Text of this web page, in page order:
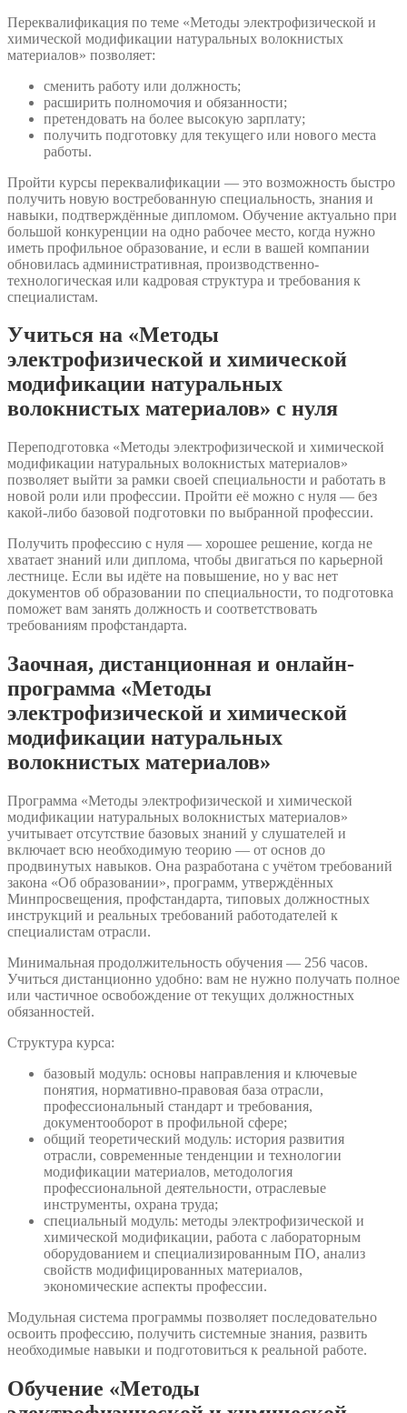
Переквалификация по теме «Методы электрофизической и
химической модификации натуральных волокнистых
материалов» позволяет:
сменить работу или должность;
расширить полномочия и обязанности;
претендовать на более высокую зарплату;
получить подготовку для текущего или нового места
работы.
Пройти курсы переквалификации — это возможность быстро
получить новую востребованную специальность, знания и
навыки, подтверждённые дипломом. Обучение актуально при
большой конкуренции на одно рабочее место, когда нужно
иметь профильное образование, и если в вашей компании
обновилась административная, производственно-
технологическая или кадровая структура и требования к
специалистам.
Учиться на «Методы
электрофизической и химической
модификации натуральных
волокнистых материалов» с нуля
Переподготовка «Методы электрофизической и химической
модификации натуральных волокнистых материалов»
позволяет выйти за рамки своей специальности и работать в
новой роли или профессии. Пройти её можно с нуля — без
какой-либо базовой подготовки по выбранной профессии.
Получить профессию с нуля — хорошее решение, когда не
хватает знаний или диплома, чтобы двигаться по карьерной
лестнице. Если вы идёте на повышение, но у вас нет
документов об образовании по специальности, то подготовка
поможет вам занять должность и соответствовать
требованиям профстандарта.
Заочная, дистанционная и онлайн-
программа «Методы
электрофизической и химической
модификации натуральных
волокнистых материалов»
Программа «Методы электрофизической и химической
модификации натуральных волокнистых материалов»
учитывает отсутствие базовых знаний у слушателей и
включает всю необходимую теорию — от основ до
продвинутых навыков. Она разработана с учётом требований
закона «Об образовании», программ, утверждённых
Минпросвещения, профстандарта, типовых должностных
инструкций и реальных требований работодателей к
специалистам отрасли.
Минимальная продолжительность обучения — 256 часов.
Учиться дистанционно удобно: вам не нужно получать полное
или частичное освобождение от текущих должностных
обязанностей.
Структура курса:
базовый модуль: основы направления и ключевые
понятия, нормативно-правовая база отрасли,
профессиональный стандарт и требования,
документооборот в профильной сфере;
общий теоретический модуль: история развития
отрасли, современные тенденции и технологии
модификации материалов, методология
профессиональной деятельности, отраслевые
инструменты, охрана труда;
специальный модуль: методы электрофизической и
химической модификации, работа с лабораторным
оборудованием и специализированным ПО, анализ
свойств модифицированных материалов,
экономические аспекты профессии.
Модульная система программы позволяет последовательно
освоить профессию, получить системные знания, развить
необходимые навыки и подготовиться к реальной работе.
Обучение «Методы